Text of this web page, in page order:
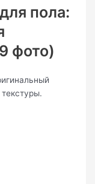
пола:
фото)